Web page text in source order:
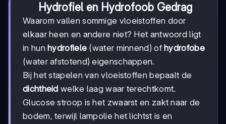
Hydrofiel en Hydrofoob Gedrag
Waarom vallen sommige vloeistoffen door
elkaar heen en andere niet? Het antwoord ligt
in hun hydrofiele (water minnend) of hydrofobe
(water afstotend) eigenschappen.
Bij het stapelen van vloeistoffen bepaalt de
dichtheid welke laag waar terechtkomt.
Glucose stroop is het zwaarst en zakt naar de
bodem, terwijl lampolie het lichtst is en